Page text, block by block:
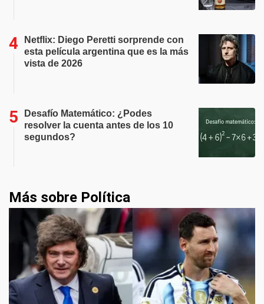
Netflix: Diego Peretti sorprende con
esta película argentina que es la más
vista de 2026
Desafío Matemático: ¿Podes
resolver la cuenta antes de los 10
segundos?
Más sobre Política